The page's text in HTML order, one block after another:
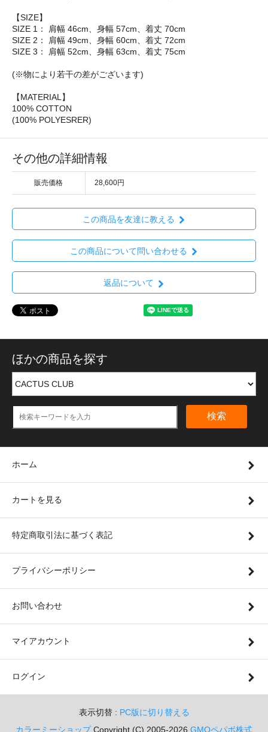
【SIZE】
SIZE 1： 肩幅 46cm、身幅 57cm、着丈 70cm
SIZE 2： 肩幅 49cm、身幅 60cm、着丈 72cm
SIZE 3： 肩幅 52cm、身幅 63cm、着丈 75cm
(※物により若干の差がございます)
【MATERIAL】
100% COTTON
(100% POLYESRER)
その他の詳細情報
販売価格 28,600円
この商品を友達に教える
この商品について問い合わせる
返品について
ほかの商品を探す
検索
ホーム
カートを見る
特定商取引法に基づく表記
プライバシーポリシー
お問い合わせ
マイアカウント
ログイン
表示切替 : PC版に切り替える
カラーミーショップCopyright (C) 2005-2026 GMOペパボ株式